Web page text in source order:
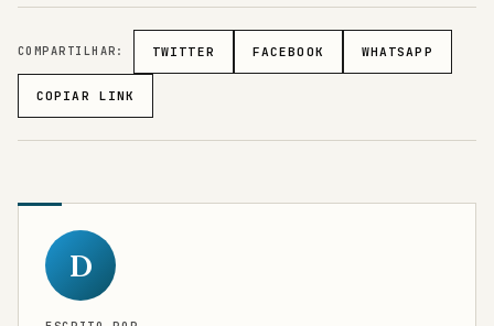
COMPARTILHAR: TWITTER FACEBOOK WHATSAPP
COPIAR LINK
D